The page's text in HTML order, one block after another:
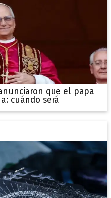
que el papa
cuándo será